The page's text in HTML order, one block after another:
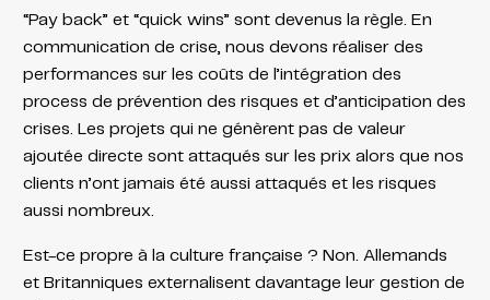
“Pay back” et “quick wins” sont devenus la règle. En
communication de crise, nous devons réaliser des
performances sur les coûts de l’intégration des
process de prévention des risques et d’anticipation des
crises. Les projets qui ne génèrent pas de valeur
ajoutée directe sont attaqués sur les prix alors que nos
clients n’ont jamais été aussi attaqués et les risques
aussi nombreux.
Est-ce propre à la culture française ? Non. Allemands
et Britanniques externalisent davantage leur gestion de